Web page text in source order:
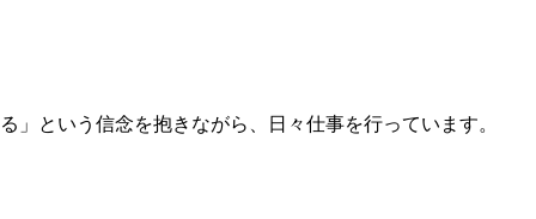
という信念を抱きながら、日々仕事を行っています。